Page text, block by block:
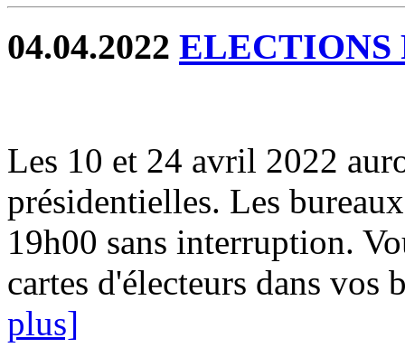
04.04.2022 ELECTIONS
Les 10 et 24 avril 2022
présidentielles. Les
19h00 sans interruption.
cartes d'électeurs dans vos
plus]